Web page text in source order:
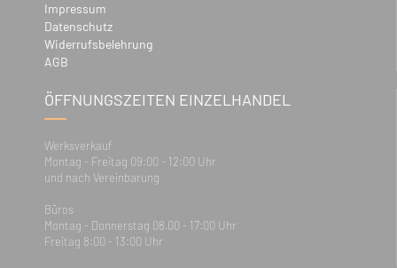
Impressum
Datenschutz
Widerrufsbelehrung
AGB
ÖFFNUNGSZEITEN EINZELHANDEL
Werksverkauf
Montag - Freitag 09:00 - 12:00 Uhr
und nach Vereinbarung
Büros
Montag - Donnerstag 08.00 - 17:00 Uhr
Freitag 8:00 - 13:00 Uhr